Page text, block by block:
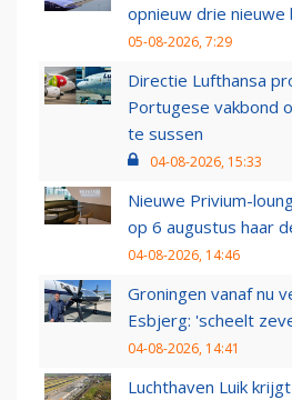
opnieuw drie nieuwe
05-08-2026, 7:29
Directie Lufthansa
Portugese vakbond
te sussen
04-08-2026, 15:33
Nieuwe Privium-
op 6 augustus haar
04-08-2026, 14:46
Groningen vanaf nu
Esbjerg: 'scheelt
04-08-2026, 14:41
Luchthaven Luik